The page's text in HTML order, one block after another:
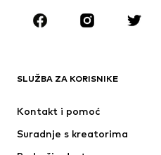
Dodaci
Novo
SLUŽBA ZA KORISNIKE
Kontakt i pomoć
Suradnje s kreatorima